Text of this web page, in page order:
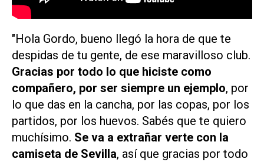
"Hola Gordo, bueno llegó la hora de que te
despidas de tu gente, de ese maravilloso club.
Gracias por todo lo que hiciste como
compañero, por ser siempre un ejemplo, por
lo que das en la cancha, por las copas, por los
partidos, por los huevos. Sabés que te quiero
muchísimo. Se va a extrañar verte con la
camiseta de Sevilla, así que gracias por todo